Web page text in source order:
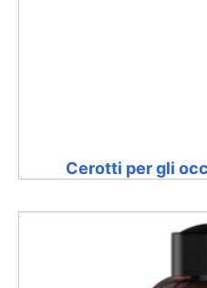
Cerotti per gli